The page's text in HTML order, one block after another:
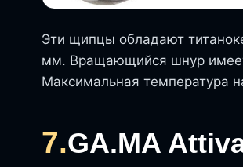
Эти щипцы обладают
мм. Вращающийся шнур
Максимальная температура
7.GA.MA